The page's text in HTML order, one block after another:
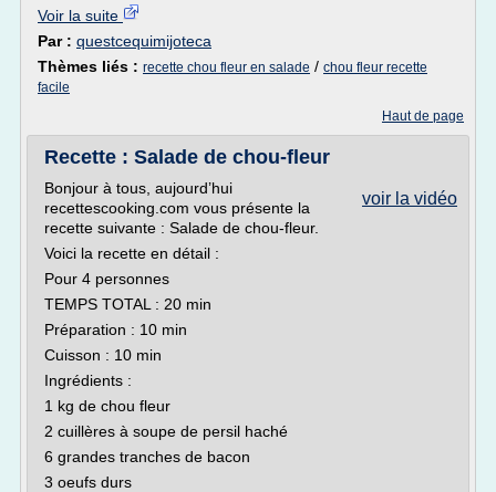
Voir la suite
Par : questcequimijoteca
Thèmes liés : recette chou fleur en salade / chou fleur recette
facile
Haut de page
Recette : Salade de chou-fleur
voir la vidéo
Bonjour à tous, aujourd’hui
recettescooking.com vous présente la
recette suivante : Salade de chou-fleur.
Voici la recette en détail :
Pour 4 personnes
TEMPS TOTAL : 20 min
Préparation : 10 min
Cuisson : 10 min
Ingrédients :
1 kg de chou fleur
2 cuillères à soupe de persil haché
6 grandes tranches de bacon
3 oeufs durs